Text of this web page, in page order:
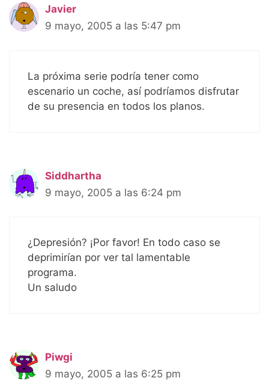
Javier
9 mayo, 2005 a las 5:47 pm
La próxima serie podría tener como
escenario un coche, así podríamos disfrutar
de su presencia en todos los planos.
Siddhartha
9 mayo, 2005 a las 6:24 pm
¿Depresión? ¡Por favor! En todo caso se
deprimirían por ver tal lamentable
programa.
Un saludo
Piwgi
9 mayo, 2005 a las 6:25 pm